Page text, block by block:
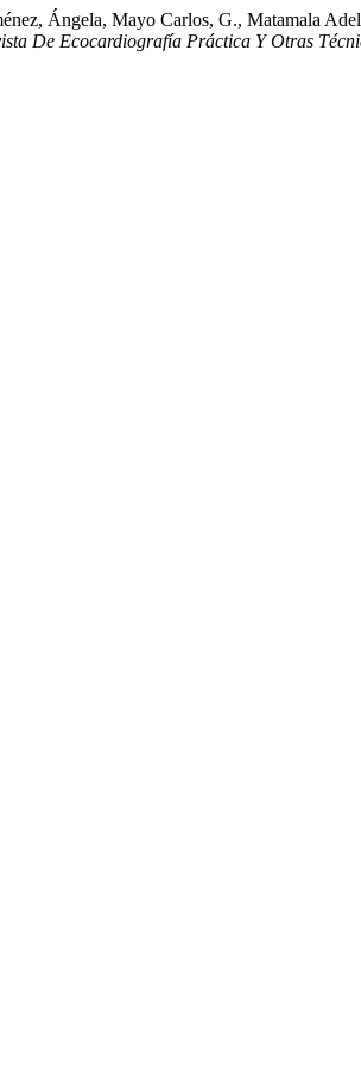
Ángela, Mayo Carlos, G., Matamala
De Ecocardiografía Práctica Y Otras